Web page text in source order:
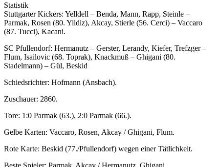
Statistik
Stuttgarter Kickers: Yelldell – Benda, Mann, Rapp, Steinle –
Parmak, Rosen (80. Yildiz), Akcay, Stierle (56. Cerci) – Vaccaro
(87. Tucci), Kacani.
SC Pfullendorf: Hermanutz – Gerster, Lerandy, Kiefer, Trefzger –
Flum, Isailovic (68. Toprak), Knackmuß – Ghigani (80.
Stadelmann) – Gül, Beskid
Schiedsrichter: Hofmann (Ansbach).
Zuschauer: 2860.
Tore: 1:0 Parmak (63.), 2:0 Parmak (66.).
Gelbe Karten: Vaccaro, Rosen, Akcay / Ghigani, Flum.
Rote Karte: Beskid (77./Pfullendorf) wegen einer Tätlichkeit.
Beste Spieler: Parmak, Akcay / Hermanutz, Ghigani.